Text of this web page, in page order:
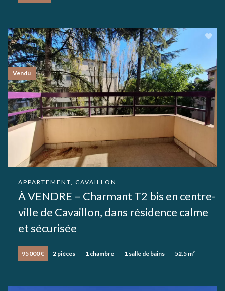
APPARTEMENT, CAVAILLON
À VENDRE – Charmant T2 bis en centre-
ville de Cavaillon, dans résidence calme
et sécurisée
95 000 € 2 pièces 1 chambre 1 salle de bains 52.5 m²
Vendu